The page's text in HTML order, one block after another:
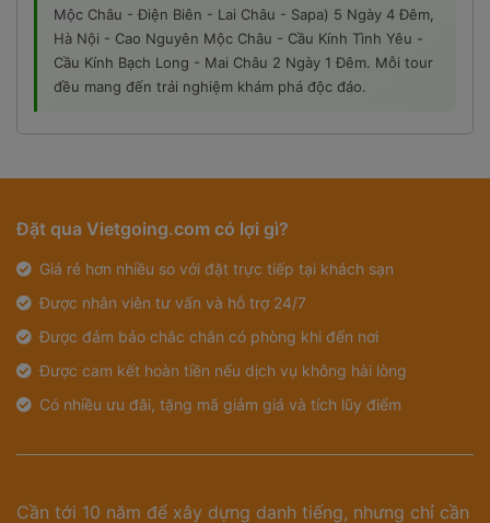
Mộc Châu - Điện Biên - Lai Châu - Sapa) 5 Ngày 4 Đêm,
Hà Nội - Cao Nguyên Mộc Châu - Cầu Kính Tình Yêu -
Cầu Kính Bạch Long - Mai Châu 2 Ngày 1 Đêm. Mỗi tour
đều mang đến trải nghiệm khám phá độc đáo.
Đặt qua Vietgoing.com có lợi gì?
Giá rẻ hơn nhiều so với đặt trực tiếp tại khách sạn
Được nhân viên tư vấn và hỗ trợ 24/7
Được đảm bảo chắc chắn có phòng khi đến nơi
Được cam kết hoàn tiền nếu dịch vụ không hài lòng
Có nhiều ưu đãi, tặng mã giảm giá và tích lũy điểm
Cần tới 10 năm để xây dựng danh tiếng, nhưng chỉ cần